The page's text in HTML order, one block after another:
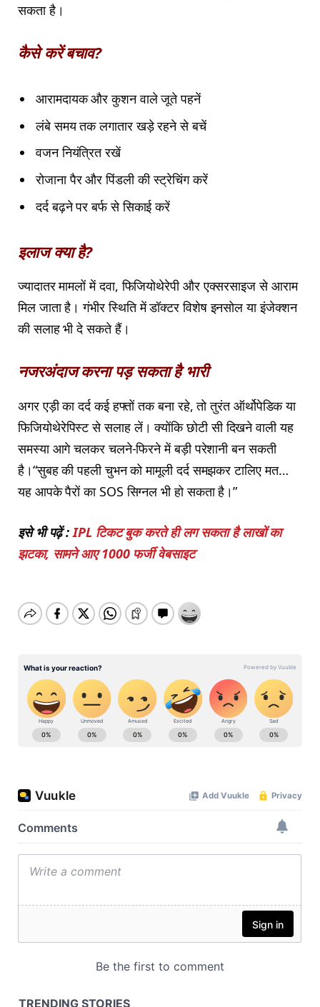
सकता है।
कैसे करें बचाव?
आरामदायक और कुशन वाले जूते पहनें
लंबे समय तक लगातार खड़े रहने से बचें
वजन नियंत्रित रखें
रोजाना पैर और पिंडली की स्ट्रेचिंग करें
दर्द बढ़ने पर बर्फ से सिकाई करें
इलाज क्या है?
ज्यादातर मामलों में दवा, फिजियोथेरेपी और एक्सरसाइज से आराम
मिल जाता है। गंभीर स्थिति में डॉक्टर विशेष इनसोल या इंजेक्शन
की सलाह भी दे सकते हैं।
नजरअंदाज करना पड़ सकता है भारी
अगर एड़ी का दर्द कई हफ्तों तक बना रहे, तो तुरंत ऑर्थोपेडिक या
फिजियोथेरेपिस्ट से सलाह लें। क्योंकि छोटी सी दिखने वाली यह
समस्या आगे चलकर चलने-फिरने में बड़ी परेशानी बन सकती
है।“सुबह की पहली चुभन को मामूली दर्द समझकर टालिए मत…
यह आपके पैरों का SOS सिग्नल भी हो सकता है।”
इसे भी पढ़ें :IPL टिकट बुक करते ही लग सकता है लाखों का
झटका, सामने आए 1000 फर्जी वेबसाइट